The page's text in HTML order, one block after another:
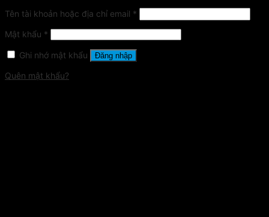
Tên tài khoản hoặc địa chỉ email *
Mật khẩu *
Ghi nhớ mật khẩu Đăng nhập
Quên mật khẩu?